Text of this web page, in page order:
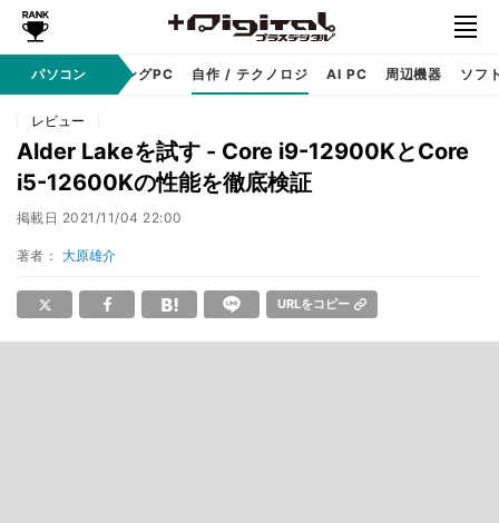
パソコン
PC本体 ゲーミングPC 自作 / テクノロジ AI PC 周辺機器 ソフ
レビュー
Alder Lakeを試す - Core i9-12900KとCore
i5-12600Kの性能を徹底検証
掲載日 2021/11/04 22:00
著者： 大原雄介
URLをコピー